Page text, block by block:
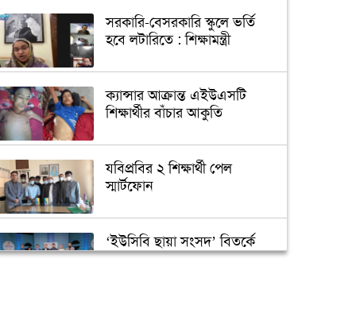
সরকারি-বেসরকারি স্কুলে ভর্তি
হবে লটারিতে : শিক্ষামন্ত্রী
ক্যান্সার আক্রান্ত এইউএসটি
শিক্ষার্থীর বাঁচার আকুতি
যবিপ্রবির ২ শিক্ষার্থী পেল
স্মার্টফোন
‘ইউসিবি ছায়া সংসদ’ বিতর্কে
চ্যাম্পিয়ন ডিআইইউ